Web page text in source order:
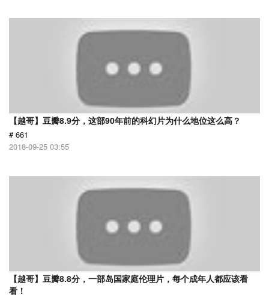
【越哥】豆瓣8.9分，这部90年前的科幻片为什么地位这么高？
# 661
2018-09-25 03:55
【越哥】豆瓣8.8分，一部岛国家庭伦理片，每个成年人都应该看
看！